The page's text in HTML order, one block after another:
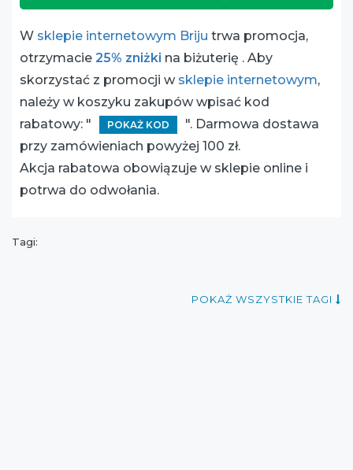
W sklepie internetowym Briju trwa promocja,
otrzymacie 25% zniżki na biżuterię . Aby
skorzystać z promocji w sklepie internetowym,
należy w koszyku zakupów wpisać kod
rabatowy: "
POKAŻ KOD
". Darmowa dostawa
przy zamówieniach powyżej 100 zł.
Akcja rabatowa obowiązuje w sklepie online i
potrwa do odwołania.
Tagi:
POKAŻ WSZYSTKIE TAGI